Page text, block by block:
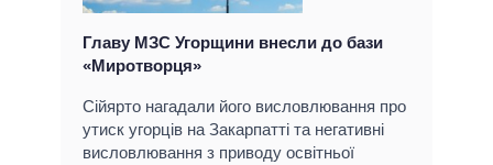
Главу МЗС Угорщини внесли до бази
«Миротворця»
Сійярто нагадали його висловлювання про
утиск угорців на Закарпатті та негативні
висловлювання з приводу освітньої